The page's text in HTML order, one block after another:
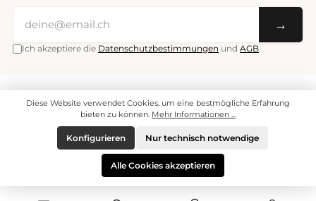
→
Ich akzeptiere die Datenschutzbestimmungen und AGB.
versandkostenfrei.
© 2008 - 2026 enjoymedia.ch - Alle Rechte vorbehalten.
Diese Website verwendet Cookies, um eine bestmögliche Erfahrung
bieten zu können. Mehr Informationen ...
Nur technisch notwendige
Konfigurieren
Alle Cookies akzeptieren